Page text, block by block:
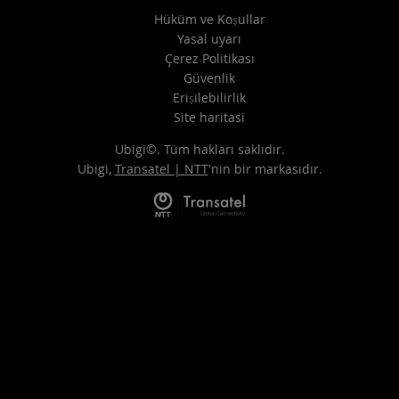
Hüküm ve Koşullar
Yasal uyarı
Çerez Politikası
Güvenlik
Erişilebilirlik
Site haritasi
Ubigi©. Tüm hakları saklıdır.
Ubigi, Transatel | NTT'nin bir markasıdır.